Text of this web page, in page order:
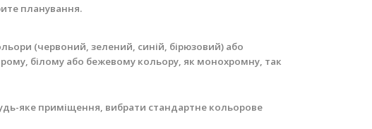
планування.
(червоний, зелений, синій, бірюзовий) або
білому або бежевому кольору, як монохромну, так
яке приміщення, вибрати стандартне кольорове